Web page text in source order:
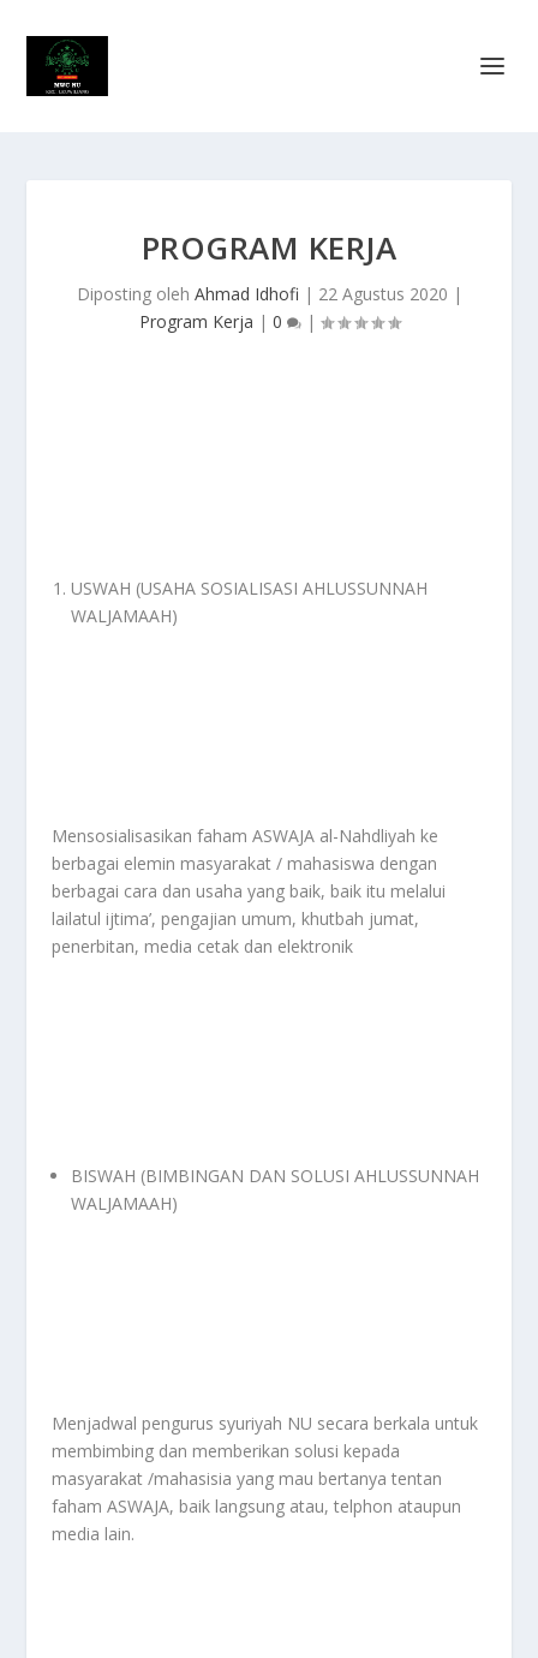
PROGRAM KERJA
Diposting oleh Ahmad Idhofi | 22 Agustus 2020 |
Program Kerja | 0 |
USWAH (USAHA SOSIALISASI AHLUSSUNNAH
WALJAMAAH)
Mensosialisasikan faham ASWAJA al-Nahdliyah ke
berbagai elemin masyarakat / mahasiswa dengan
berbagai cara dan usaha yang baik, baik itu melalui
lailatul ijtima’, pengajian umum, khutbah jumat,
penerbitan, media cetak dan elektronik
BISWAH (BIMBINGAN DAN SOLUSI AHLUSSUNNAH
WALJAMAAH)
Menjadwal pengurus syuriyah NU secara berkala untuk
membimbing dan memberikan solusi kepada
masyarakat /mahasisia yang mau bertanya tentan
faham ASWAJA, baik langsung atau, telphon ataupun
media lain.